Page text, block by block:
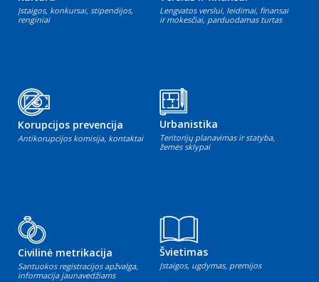
Įstaigos, konkursai, stipendijos,
renginiai
Lengvatos verslui, leidimai, finansai
ir mokesčiai, parduodamas turtas
Korupcijos prevencija
Antikorupcijos komisija, kontaktai
Urbanistika
Teritorijų planavimas ir statyba,
žemės sklypai
Civilinė metrikacija
Santuokos registracijos apžvalga,
informacija jaunavedžiams
Švietimas
Įstaigos, ugdymas, premijos